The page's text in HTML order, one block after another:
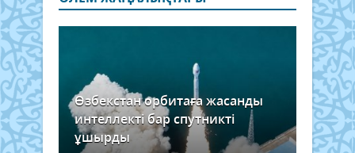
Өзбекстан орбитаға жасанды
интеллекті бар спутникті
ұшырды